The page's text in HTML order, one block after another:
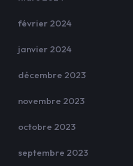
février 2024
janvier 2024
décembre 2023
novembre 2023
octobre 2023
septembre 2023